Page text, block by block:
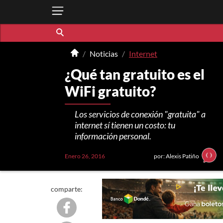
Noticias Internet
¿Qué tan gratuito es el
WiFi gratuito?
Los servicios de conexión "gratuita" a
internet sí tienen un costo: tu
información personal.
Enero 26, 2016 por: Alexis Patiño
comparte: